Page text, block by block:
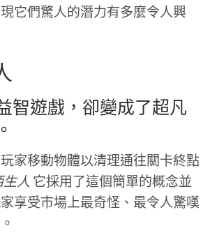
它們驚人的潛力有多麼令人興
智遊戲，卻變成了超凡
家移動物體以清理通往關卡終點
生人 它採用了這個簡單的概念並
享受市場上最奇怪、最令人驚嘆